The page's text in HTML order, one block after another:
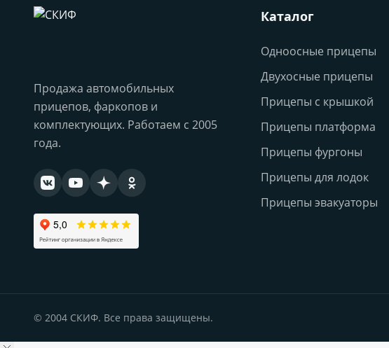
Продажа автомобильных
прицепов, фаркопов и
комплектующих. Работаем с 2005
года.
Каталог
Одноосные прицепы
Двухосные прицепы
Прицепы с крышкой
Прицепы платформа
Прицепы фургоны
Прицепы для лодок
Прицепы эвакуаторы
© 2004 СКИФ. Все права защищены.